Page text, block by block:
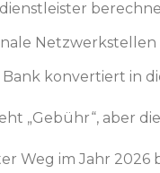
Netzwerkstellen
Bank konvertiert in
„Gebühr“, aber
Weg im Jahr